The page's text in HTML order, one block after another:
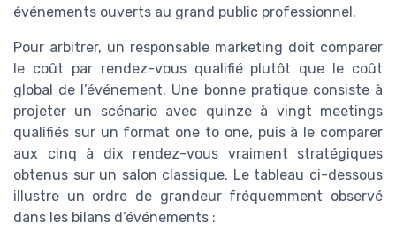
événements ouverts au grand public professionnel.
Pour arbitrer, un responsable marketing doit comparer
le coût par rendez-vous qualifié plutôt que le coût
global de l’événement. Une bonne pratique consiste à
projeter un scénario avec quinze à vingt meetings
qualifiés sur un format one to one, puis à le comparer
aux cinq à dix rendez-vous vraiment stratégiques
obtenus sur un salon classique. Le tableau ci-dessous
illustre un ordre de grandeur fréquemment observé
dans les bilans d’événements :